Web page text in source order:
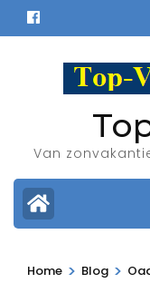
naar
Van
Home > Blog >